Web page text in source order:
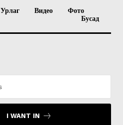
Урлаг Видео
Фото
Бусад
I WANT IN